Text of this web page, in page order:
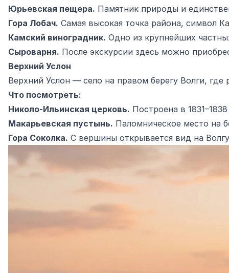
Юрьевская пещера. Памятник природы и
Гора Лобач. Самая высокая точка района, символ
Камский виноградник. Одно из крупнейших
Сыроварня. После экскурсии здесь можно
Верхний Услон
Верхний Услон — село на правом берегу Волги,
Что посмотреть:
Николо-Ильинская церковь. Построена в
Макарьевская пустынь. Паломническое место на
Гора Соколка. С вершины открывается вид на